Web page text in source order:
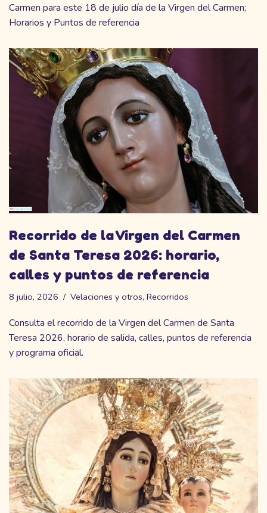
Carmen para este 18 de julio día de la Virgen del Carmen;
Horarios y Puntos de referencia
Recorrido de la Virgen del Carmen
de Santa Teresa 2026: horario,
calles y puntos de referencia
8 julio, 2026 Velaciones y otros, Recorridos
Consulta el recorrido de la Virgen del Carmen de Santa
Teresa 2026, horario de salida, calles, puntos de referencia
y programa oficial.